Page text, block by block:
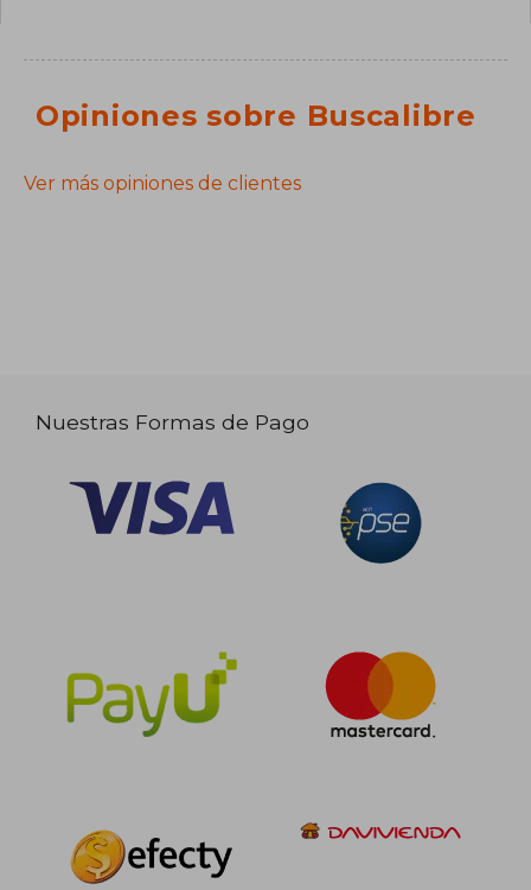
Opiniones sobre Buscalibre
Ver más opiniones de clientes
Nuestras Formas de Pago